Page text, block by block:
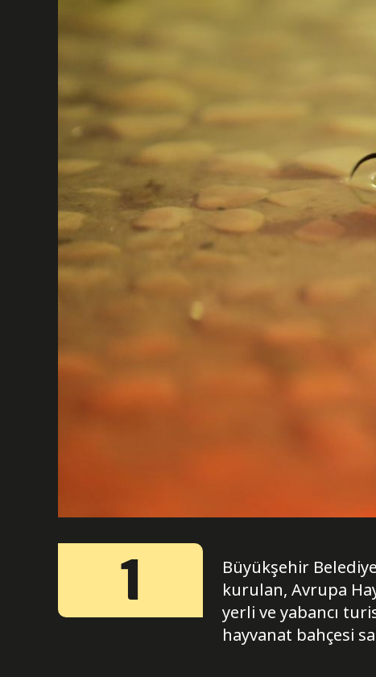
1
Büyükşehir
kurulan, Avrupa
yerli ve yabancı
hayvanat bahçesi